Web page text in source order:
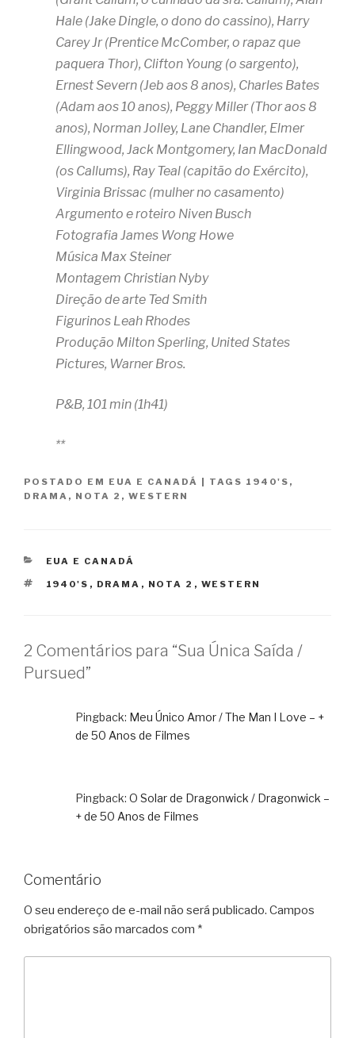
Hale (Jake Dingle, o dono do cassino), Harry
Carey Jr (Prentice McComber, o rapaz que
paquera Thor), Clifton Young (o sargento),
Ernest Severn (Jeb aos 8 anos), Charles Bates
(Adam aos 10 anos), Peggy Miller (Thor aos 8
anos), Norman Jolley, Lane Chandler, Elmer
Ellingwood, Jack Montgomery, Ian MacDonald
(os Callums), Ray Teal (capitão do Exército),
Virginia Brissac (mulher no casamento)
Argumento e roteiro Niven Busch
Fotografia James Wong Howe
Música Max Steiner
Montagem Christian Nyby
Direção de arte Ted Smith
Figurinos Leah Rhodes
Produção Milton Sperling, United States
Pictures, Warner Bros.
P&B, 101 min (1h41)
**
POSTADO EM EUA E CANADÁ TAGS 1940'S ,
DRAMA , NOTA 2 , WESTERN
CATEGORIAS
EUA E CANADÁ
TAGS
1940'S , DRAMA , NOTA 2 , WESTERN
2 Comentários para “Sua Única Saída /
Pursued”
Pingback: Meu Único Amor / The Man I Love – +
de 50 Anos de Filmes
Pingback: O Solar de Dragonwick / Dragonwick –
+ de 50 Anos de Filmes
Comentário
O seu endereço de e-mail não será publicado. Campos
obrigatórios são marcados com *